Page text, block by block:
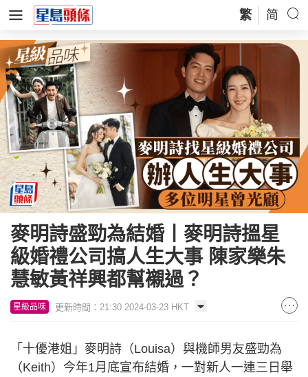
繁 简
麥明詩盛勁為結婚丨麥明詩搵星
級婚禮公司搞人生大事 陳家樂朱
慧敏黃祥興都幫襯過？
星級品味 更新時間：21:30 2024-03-23 HKT
「十優港姐」麥明詩（Louisa）與機師男友盛勁為
（Keith）今年1月底宣布結婚，一對新人一連三日舉